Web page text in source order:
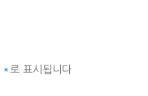
*로 표시됩니다